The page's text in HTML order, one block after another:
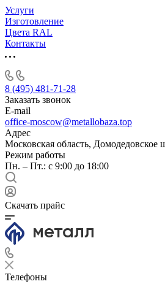
Услуги
Изготовление
Цвета RAL
Контакты
8 (495) 481-71-28
Заказать звонок
E-mail
office-moscow@metallobaza.top
Адрес
Московская область, Домодедовское
Режим работы
Пн. – Пт.: с 9:00 до 18:00
Скачать прайс
Телефоны